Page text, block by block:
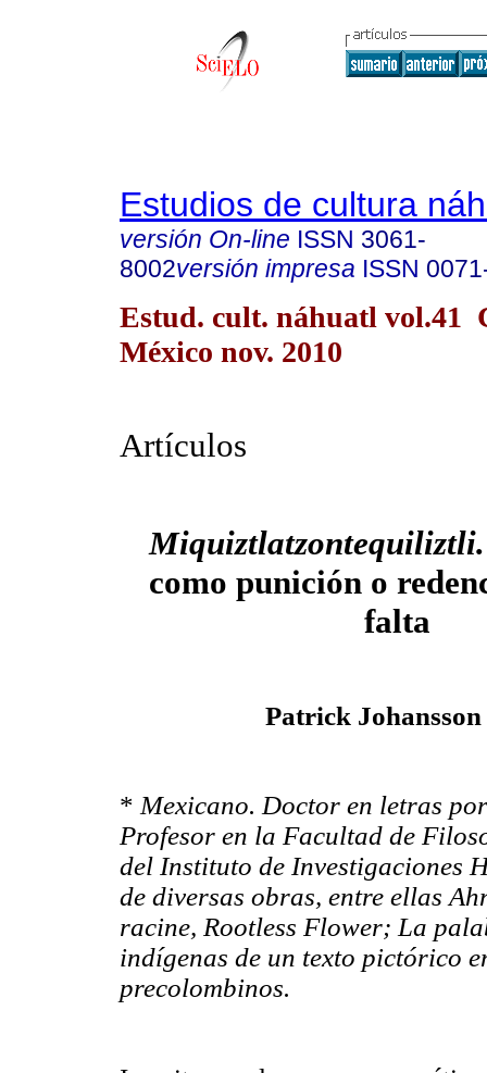
Estudios de cultura
versión On-line ISSN 3061-
8002versión impresa ISSN
Estud. cult. náhuatl vol.41
México nov. 2010
Artículos
Miquiztlatzontequiliztli.
como punición o
falta
Patrick
* Mexicano. Doctor en letras
Profesor en la Facultad de
del Instituto de Investigaciones
de diversas obras, entre ellas
racine, Rootless Flower; La
indígenas de un texto pictórico
precolombinos.